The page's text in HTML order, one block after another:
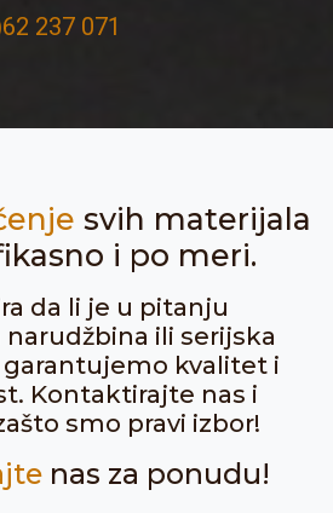
237 071
svih materijala
i po meri.
da li je u pitanju
ili serijska
garantujemo kvalitet i
Kontaktirajte nas i
smo pravi izbor!
nas za ponudu!